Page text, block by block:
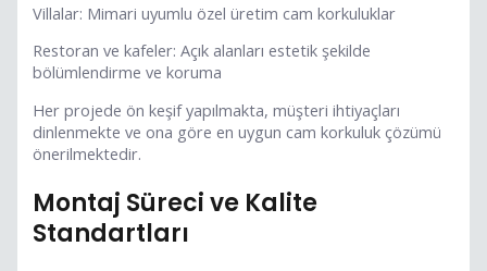
Villalar: Mimari uyumlu özel üretim cam korkuluklar
Restoran ve kafeler: Açık alanları estetik şekilde
bölümlendirme ve koruma
Her projede ön keşif yapılmakta, müşteri ihtiyaçları
dinlenmekte ve ona göre en uygun cam korkuluk çözümü
önerilmektedir.
Montaj Süreci ve Kalite
Standartları